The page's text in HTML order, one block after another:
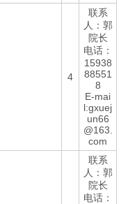
4
联系
人：郭
院长
电话：
15938
88551
8
E-mai
l:gxuej
un66
@163.
com
联系
人：郭
院长
电话：